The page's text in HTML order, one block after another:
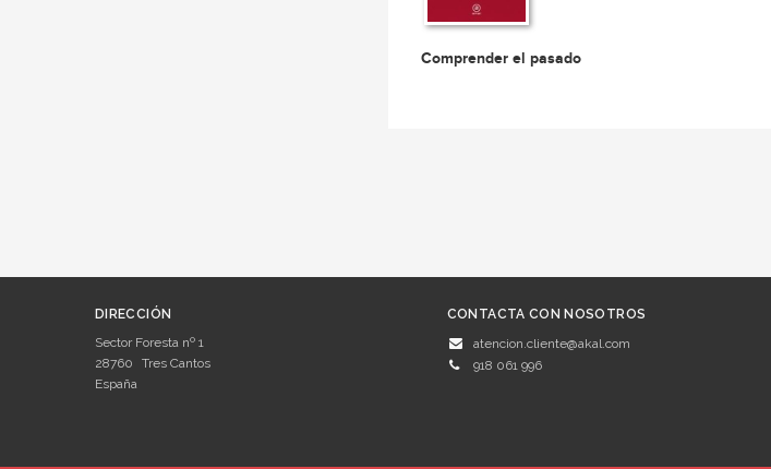
Comprender el pasado
DIRECCIÓN
Sector Foresta nº 1
28760
Tres Cantos
España
CONTACTA CON NOSOTROS
atencion.cliente@akal.com
918 061 996